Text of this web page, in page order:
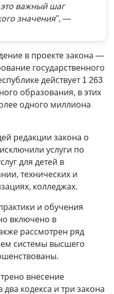
важный шаг
значения", —
в проекте закона —
государственного
действует 1 263
образования, в этих
одного миллиона
редакции закона о
услуги по
для детей в
технических и
колледжах.
и обучения
включено в
рассмотрен ряд
системы высшего
внесение
кодекса и три закона